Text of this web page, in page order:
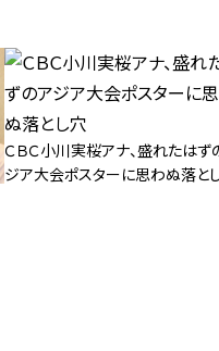
ＣＢＣ小川実桜アナ、盛れたはず
ジア大会ポスターに思わぬ落と